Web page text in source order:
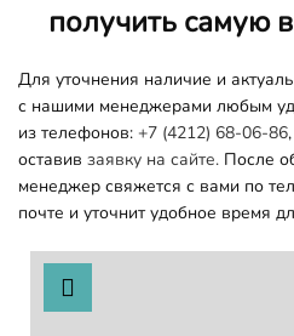
получить самую
Для уточнения наличие и
с нашими менеджерами любым
из телефонов: +7 (4212) 68-06-86,
оставив заявку на сайте. После
менеджер свяжется с вами по
почте и уточнит удобное время